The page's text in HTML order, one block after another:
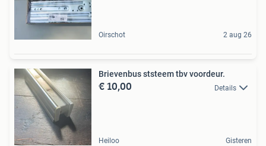
Oirschot 2 aug 26
Brievenbus ststeem tbv voordeur.
€ 10,00 Details
Heiloo Gisteren